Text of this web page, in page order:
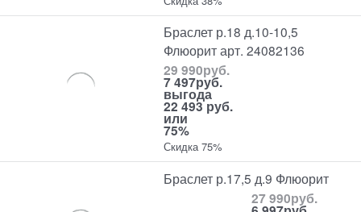
Браслет р.18 д.10-10,5
Флюорит арт. 24082136
29 990руб.
7 497руб.
выгода
22 493 руб.
или
75%
Скидка 75%
Браслет р.17,5 д.9 Флюорит
27 990руб.